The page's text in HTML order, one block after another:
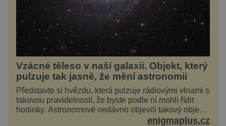
Vzácné těleso v naší galaxii. Objekt, který
pulzuje tak jasně, že mění astronomii
Představte si hvězdu, která pulzuje rádiovými vlnami s
takovou pravidelností, že byste podle ní mohli řídit
hodinky. Astronomové nedávno objevili takový objekt
v naší vlastní galaxii, ale jeho chování...enigmaplus.cz